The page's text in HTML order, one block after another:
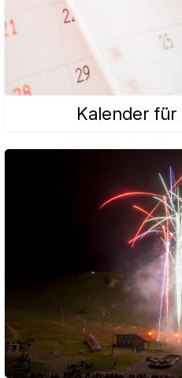
Kalender